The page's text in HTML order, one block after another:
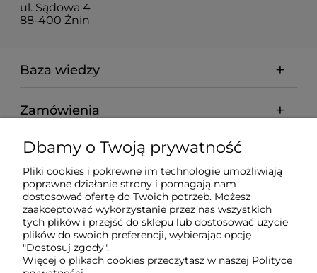
ul. Sądowa 4
88-400 Żnin
Baza wiedzy
Zamówienia
Informacje
Nasz serwis korzysta z informacji zapisanych za pomocą
plików cookies niezbędnych do obsługi strony
internetowej i tworzenia statystyk. Korzystanie z witryny
bez zmiany ustawień Twojej przeglądarki oznacza, że będą
one umieszczane w Twoim urządzeniu
końcowym. Pamiętaj, że zawsze możesz zmienić te
Dbamy o Twoją prywatność
Pliki cookies i pokrewne im technologie umożliwiają
poprawne działanie strony i pomagają nam
dostosować ofertę do Twoich potrzeb. Możesz
zaakceptować wykorzystanie przez nas wszystkich
tych plików i przejść do sklepu lub dostosować użycie
plików do swoich preferencji, wybierając opcję
"Dostosuj zgody".
Więcej o plikach cookies przeczytasz w naszej Polityce